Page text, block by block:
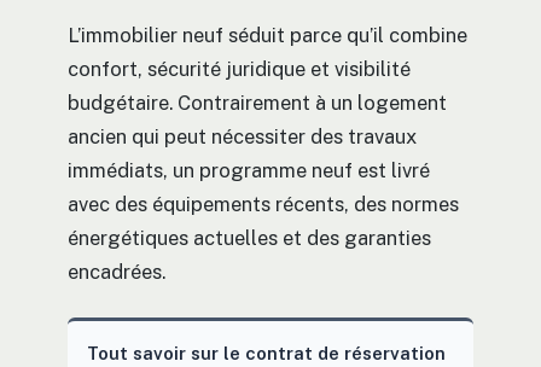
L’immobilier neuf séduit parce qu’il combine
confort, sécurité juridique et visibilité
budgétaire. Contrairement à un logement
ancien qui peut nécessiter des travaux
immédiats, un programme neuf est livré
avec des équipements récents, des normes
énergétiques actuelles et des garanties
encadrées.
Tout savoir sur le contrat de réservation